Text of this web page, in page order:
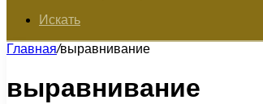
Искать
Главная/выравнивание
выравнивание